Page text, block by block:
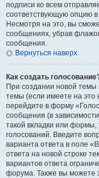
подписи ко всем
соответствующую опцию
Несмотря на это, вы
сообщениях, убрав
сообщения.
Вернуться наверх
Как создать
При создании новой темы
темы (если имеете на это
перейдите в форму
сообщения (в
такой вкладки или формы,
голосований. Введите
варианта ответа в поле
ответа на новой строке
вариантов ответа
форума. Также вы можете